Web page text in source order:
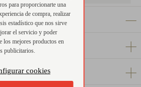
para proporcionarte una
de compra, realizar
estadístico que nos sirve
el servicio y poder
los mejores productos en
publicitarios.
cookies